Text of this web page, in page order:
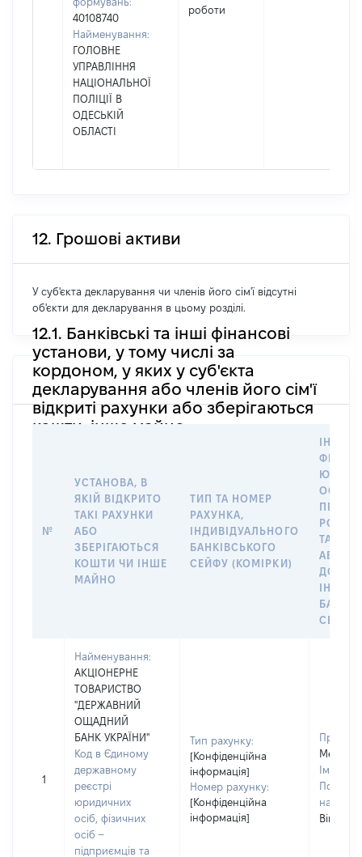
40108740
Найменування:
ГОЛОВНЕ
УПРАВЛІННЯ
НАЦІОНАЛЬНОЇ
ПОЛІЦІЇ В
ОДЕСЬКІЙ
ОБЛАСТІ
роботи
12. Грошові активи
У суб'єкта декларування чи членів його сім'ї відсутні
об'єкти для декларування в цьому розділі.
12.1. Банківські та інші фінансові
установи, у тому числі за
кордоном, у яких у суб'єкта
декларування або членів його сім'ї
відкриті рахунки або зберігаються
кошти, інше майно
№
УСТАНОВА, В
ЯКІЙ ВІДКРИТО
ТАКІ РАХУНКИ
АБО
ЗБЕРІГАЮТЬСЯ
КОШТИ ЧИ ІНШЕ
МАЙНО
ТИП ТА НОМЕР
РАХУНКА,
ІНДИВІДУАЛЬНОГО
БАНКІВСЬКОГО
СЕЙФУ (КОМІРКИ)
ПРАВО
ТАКИМ
АБО
ДО
СЕЙФУ
1
Найменування:
АКЦІОНЕРНЕ
ТОВАРИСТВО
"ДЕРЖАВНИЙ
ОЩАДНИЙ
БАНК УКРАЇНИ"
Код в Єдиному
державному
реєстрі
юридичних
осіб, фізичних
осіб –
підприємців та
Тип рахунку:
[Конфіденційна
інформація]
Номер рахунку:
[Конфіденційна
інформація]
Ім'я:
По